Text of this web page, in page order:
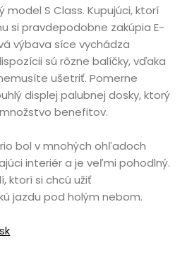
model S Class. Kupujúci, ktorí
si pravdepodobne zakúpia E-
výbava síce vychádza
sú rôzne balíčky, vďaka
ušetriť. Pomerne
displej palubnej dosky, ktorý
benefitov.
bol v mnohých ohľadoch
interiér a je veľmi pohodlný.
ktorí si chcú užiť
jazdu pod holým nebom.